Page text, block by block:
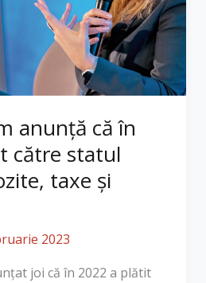
anunţă că în
către statul
taxe şi
2023
joi că în 2022 a plătit